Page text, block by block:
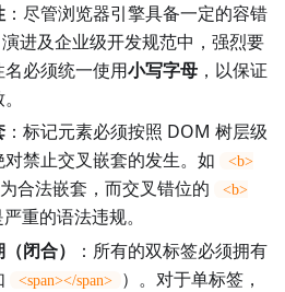
：尽管浏览器引擎具备一定的容错
进及企业级开发规范中，强烈要
必须统一使用小写字母 ，以保证
：标记元素必须按照 DOM 树层级
禁止交叉嵌套的发生。如
<b>
为合法嵌套，而交叉错位的
<b>
重的语法违规。
闭合）
：所有的双标签必须拥有
<span></span>
）。对于单标签，